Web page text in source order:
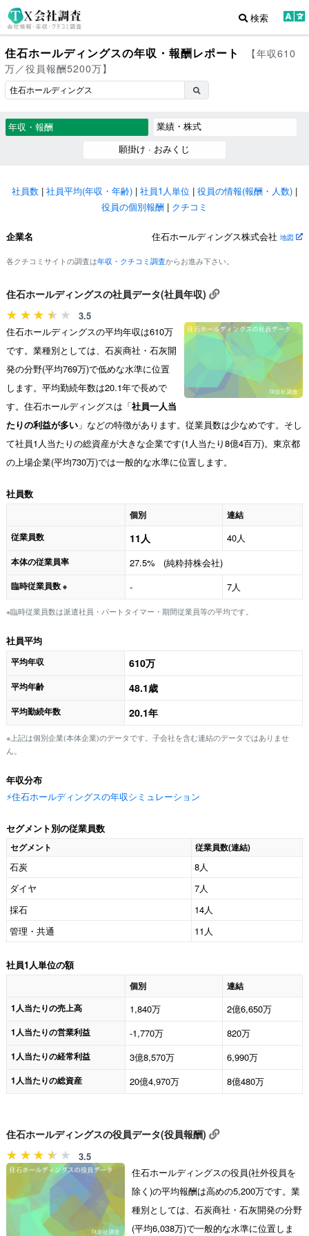
検索
住石ホールディングスの年収・報酬レポート
【年収610
万／役員報酬5200万】
年収・報酬
業績・株式
願掛け · おみくじ
社員数 | 社員平均(年収・年齢) | 社員1人単位 | 役員の情報(報酬・人数) |
役員の個別報酬 | クチコミ
企業名 住石ホールディングス株式会社 地図
各クチコミサイトの調査は年収・クチコミ調査からお進み下さい。
住石ホールディングスの社員データ(社員年収)
3.5
住石ホールディングスの平均年収は610万
です。業種別としては、石炭商社・石灰開
発の分野(平均769万)で低めな水準に位置
します。平均勤続年数は20.1年で長めで
す。住石ホールディングスは「社員一人当
たりの利益が多い 」などの特徴があります。従業員数は少なめです。そし
て社員1人当たりの総資産が大きな企業です(1人当たり8億4百万)。東京都
の上場企業(平均730万)では一般的な水準に位置します。
社員数
個別
連結
従業員数
11人 40人
本体の従業員率 27.5% (純粋持株会社)
臨時従業員数 ※ - 7人
※臨時従業員数は派遣社員・パートタイマー・期間従業員等の平均です。
社員平均
平均年収 610万
平均年齢 48.1歳
平均勤続年数 20.1年
※上記は個別企業(本体企業)のデータです。子会社を含む連結のデータではありませ
ん。
年収分布
⚡️住石ホールディングスの年収シミュレーション
セグメント別の従業員数
セグメント 従業員数(連結)
石炭
8人
ダイヤ
7人
採石
14人
管理・共通
11人
社員1人単位の額
個別
連結
1人当たりの売上高
1,840万 2億6,650万
1人当たりの営業利益 -1,770万 820万
1人当たりの経常利益 3億8,570万 6,990万
1人当たりの総資産 20億4,970万 8億480万
住石ホールディングスの役員データ(役員報酬)
3.5
住石ホールディングスの役員(社外役員を
除く)の平均報酬は高めの5,200万です。業
種別としては、石炭商社・石灰開発の分野
(平均6,038万)で一般的な水準に位置しま